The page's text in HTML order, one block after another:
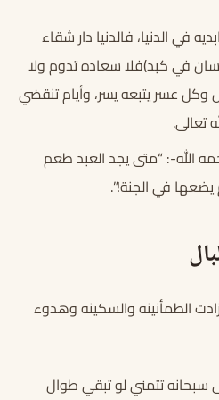
في الدنيا، فالدنيا دار شقاء
في كبد)فلا سعاده تدوم ولا
عسر يتبعه يسر، وأيام تنقضي
تعالى.
الله-: “متى يجد العبد طعم
في الجنة!”.
الطمأنينه والسكينه وهدوء
سبحانه تتمني لو تبقي طوال